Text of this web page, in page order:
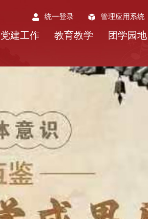
统一登录 管理应用系统
党建工作 教育教学 团学园地